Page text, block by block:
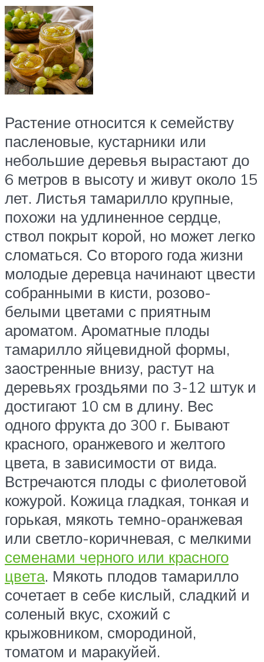
Растение относится к семейству
пасленовые, кустарники или
небольшие деревья вырастают до
6 метров в высоту и живут около 15
лет. Листья тамарилло крупные,
похожи на удлиненное сердце,
ствол покрыт корой, но может легко
сломаться. Со второго года жизни
молодые деревца начинают цвести
собранными в кисти, розово-
белыми цветами с приятным
ароматом. Ароматные плоды
тамарилло яйцевидной формы,
заостренные внизу, растут на
деревьях гроздьями по 3-12 штук и
достигают 10 см в длину. Вес
одного фрукта до 300 г. Бывают
красного, оранжевого и желтого
цвета, в зависимости от вида.
Встречаются плоды с фиолетовой
кожурой. Кожица гладкая, тонкая и
горькая, мякоть темно-оранжевая
или светло-коричневая, с мелкими
семенами черного или красного
цвета. Мякоть плодов тамарилло
сочетает в себе кислый, сладкий и
соленый вкус, схожий с
крыжовником, смородиной,
томатом и маракуйей.